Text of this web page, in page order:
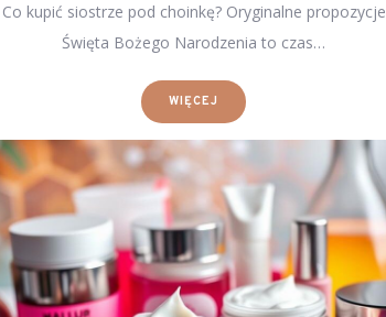
Co kupić siostrze pod choinkę? Oryginalne propozycje
Święta Bożego Narodzenia to czas…
WIĘCEJ